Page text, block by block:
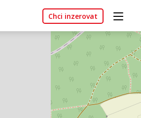
Chci inzerovat